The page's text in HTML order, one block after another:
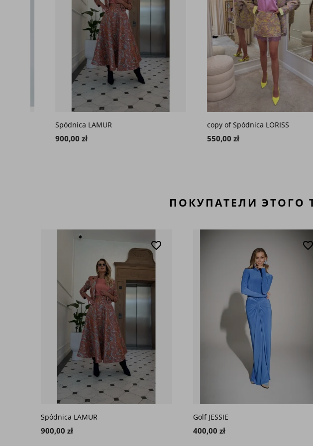
Spódnica LAMUR
900,00 zł
copy of Spódnica LORISS
550,00 zł
ПОКУПАТЕЛИ ЭТОГО
favorite_border
Spódnica LAMUR
900,00 zł
favorite_border
Golf JESSIE
400,00 zł